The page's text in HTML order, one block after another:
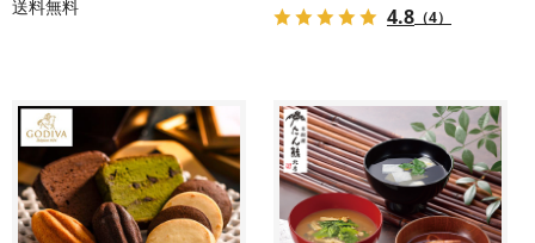
送料無料 4.8 （4）